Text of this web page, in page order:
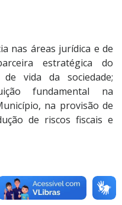
nas áreas jurídica e de
estratégica do
vida da sociedade;
fundamental na
na provisão de
de riscos fiscais e